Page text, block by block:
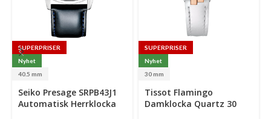
SUPERPRISER
Nyhet
40.5 mm
Select
options
Seiko Presage SRPB43J1
Automatisk Herrklocka
SUPERPRISER
Nyhet
30 mm
Select
options
Tissot Flamingo
Damklocka Quartz 30